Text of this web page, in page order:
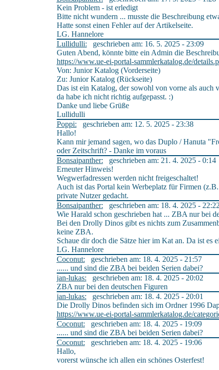
Kein Problem - ist erledigt
Bitte nicht wundern ... musste die Beschreibung
Hatte sonst einen Fehler auf der Artikelseite.
LG. Hannelore
Lullidulli: geschrieben am: 16. 5. 2025 - 23:09
Guten Abend, könnte bitte ein Admin die
https://www.ue-ei-portal-sammlerkatalog.de/
Von: Junior Katalog (Vorderseite)
Zu: Junior Katalog (Rückseite)
Das ist ein Katalog, der sowohl von vorne als auch
da habe ich nicht richtig aufgepasst. :)
Danke und liebe Grüße
Lullidulli
Poppi: geschrieben am: 12. 5. 2025 - 23:38
Hallo!
Kann mir jemand sagen, wo das Duplo / Hanuta
oder Zeitschrift? - Danke im voraus
Bonsaipanther: geschrieben am: 21. 4. 2025 - 0:14
Erneuter Hinweis!
Wegwerfadressen werden nicht freigeschaltet!
Auch ist das Portal kein Werbeplatz für Firmen
private Nutzer gedacht.
Bonsaipanther: geschrieben am: 18. 4. 2025 -
Wie Harald schon geschrieben hat ... ZBA nur bei
Bei den Drolly Dinos gibt es nichts zum
keine ZBA.
Schaue dir doch die Sätze hier im Kat an. Da ist es
LG. Hannelore
Coconut: geschrieben am: 18. 4. 2025 - 21:57
...... und sind die ZBA bei beiden Serien dabei?
jan-lukas: geschrieben am: 18. 4. 2025 - 20:02
ZBA nur bei den deutschen Figuren
jan-lukas: geschrieben am: 18. 4. 2025 - 20:01
Die Drolly Dinos befinden sich im Ordner 1996
https://www.ue-ei-portal-sammlerkatalog.de/
Coconut: geschrieben am: 18. 4. 2025 - 19:09
...... und sind die ZBA bei beiden Serien dabei?
Coconut: geschrieben am: 18. 4. 2025 - 19:06
Hallo,
vorerst wünsche ich allen ein schönes Osterfest!